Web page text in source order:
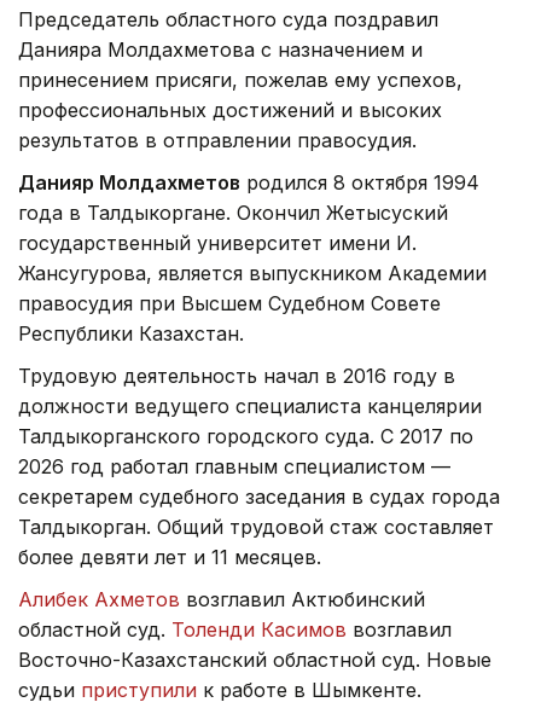
Председатель областного суда поздравил
Данияра Молдахметова с назначением и
принесением присяги, пожелав ему успехов,
профессиональных достижений и высоких
результатов в отправлении правосудия.
Данияр Молдахметов родился 8 октября 1994
года в Талдыкоргане. Окончил Жетысуский
государственный университет имени И.
Жансугурова, является выпускником Академии
правосудия при Высшем Судебном Совете
Республики Казахстан.
Трудовую деятельность начал в 2016 году в
должности ведущего специалиста канцелярии
Талдыкорганского городского суда. С 2017 по
2026 год работал главным специалистом —
секретарем судебного заседания в судах города
Талдыкорган. Общий трудовой стаж составляет
более девяти лет и 11 месяцев.
Алибек Ахметов возглавил Актюбинский
областной суд. Толенди Касимов возглавил
Восточно-Казахстанский областной суд. Новые
судьи приступили к работе в Шымкенте.